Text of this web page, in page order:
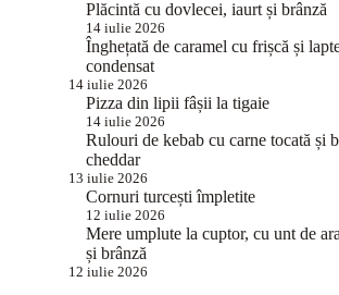
Plăcintă cu dovlecei, iaurt și brânză
14 iulie 2026
Înghețată de caramel cu frișcă și
condensat
14 iulie 2026
Pizza din lipii fâșii la tigaie
14 iulie 2026
Rulouri de kebab cu carne tocată și
cheddar
13 iulie 2026
Cornuri turcești împletite
12 iulie 2026
Mere umplute la cuptor, cu unt de
și brânză
12 iulie 2026